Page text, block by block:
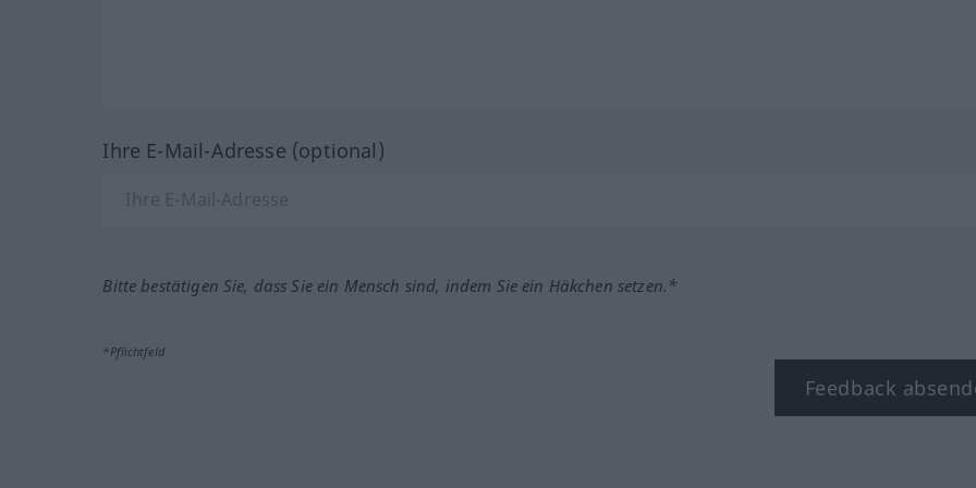
Ihre E-Mail-Adresse (optional)
Bitte bestätigen Sie, dass Sie ein Mensch sind, indem Sie ein Häkchen setzen.*
*Pflichtfeld
Feedback